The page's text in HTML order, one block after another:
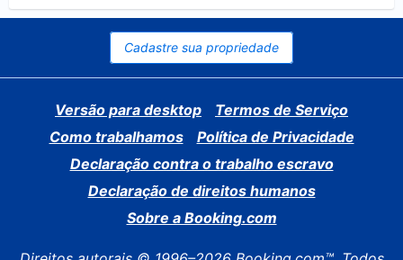
Cadastre sua propriedade
Versão para desktop
Termos de Serviço
Como trabalhamos
Política de Privacidade
Declaração contra o trabalho escravo
Declaração de direitos humanos
Sobre a Booking.com